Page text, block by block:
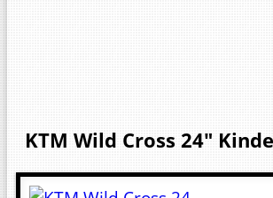
KTM Wild Cross 24"